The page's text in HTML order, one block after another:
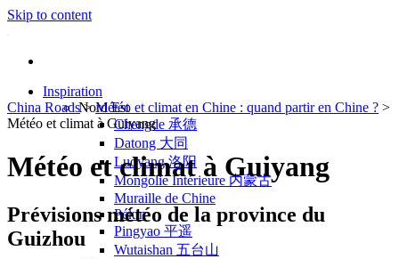
Skip to content
Inspiration
Nord Est
Chengde 承德
Datong 大同
Luoyang 洛阳
Mongolie Intérieure 内蒙古
Muraille de Chine
Pékin
Pingyao 平遥
Wutaishan 五台山
China Roads > Météo et climat en Chine : quand partir en Chine ? >
Météo et climat à Guiyang
Météo et climat à Guiyang
Prévisions météo de la province du
Guizhou